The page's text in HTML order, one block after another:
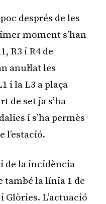
després de les
moment s’han
R3 i R4 de
anul·lat les
i la L3 a plaça
de set ja s’ha
i s’ha permès
l’estació.
de la incidència
també la línia 1 de
L’actuació